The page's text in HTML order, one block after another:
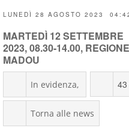
LUNEDÌ 28 AGOSTO 2023
MARTEDÌ 12 SETTEMBRE
2023, 08.30-14.00,
MADOU
In evidenza
Torna alle news